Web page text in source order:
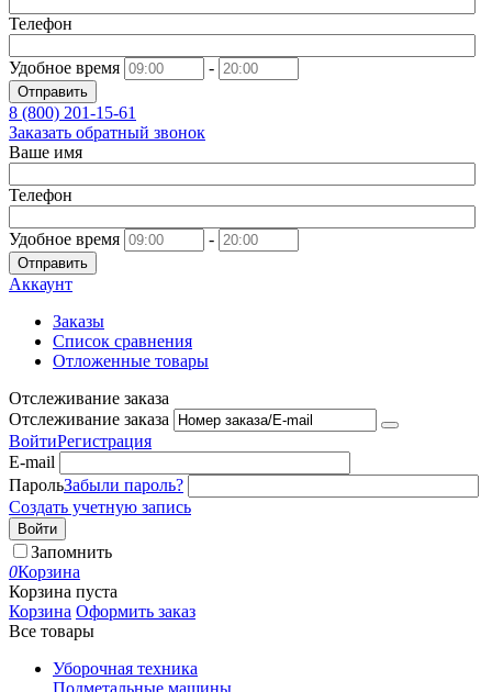
Телефон
Удобное время -
Отправить
8 (800) 201-15-61
Заказать обратный звонок
Ваше имя
Телефон
Удобное время -
Отправить
Аккаунт
Заказы
Список сравнения
Отложенные товары
Отслеживание заказа
Отслеживание заказа
ВойтиРегистрация
E-mail
ПарольЗабыли пароль?
Создать учетную запись
Войти
Запомнить
0Корзина
Корзина пуста
Корзина Оформить заказ
Все товары
Уборочная техника
Подметальные машины